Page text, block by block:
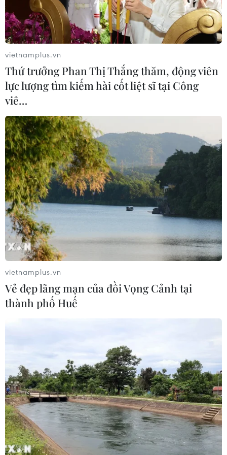
Phú Thọ làm rõ sự cố y khoa khiến bé
trai 8 tuổi tử vong sau mổ ruột thừa
08/08/2026 10:28
Đà Nẵng: Hỗ trợ 700 triệu đồng cho
đồng bào nghèo xã Hùng Sơn
08/08/2026 09:58
Hiện trường vụ ghe gỗ phát
nổ trên sông Sài Gòn khiến một
người thiệt mạng
08/08/2026 09:03
Khởi tố 19 đối tượng cướp
08/08/2026 08:52
08/08/2026 08:52
Đề xuất hơn 65.500 tỷ đồng đầu tư
Dự án đường cao tốc nối Lai Châu-
Lào Cai
08/08/2026 08:45
vietnamplus.vn
Thứ trưởng Phan Thị Thắng thăm, động viên
lực lượng tìm kiếm hài cốt liệt sĩ tại Công
viê…
vietnamplus.vn
Vẻ đẹp lãng mạn của đồi Vọng Cảnh tại
thành phố Huế